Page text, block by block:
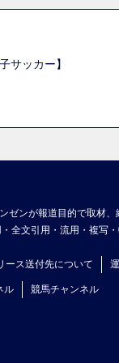
サッカー】
ゼンが報道目的で取材、
全文引用・流用・複写
ース送付先について
ル 競馬チャンネル